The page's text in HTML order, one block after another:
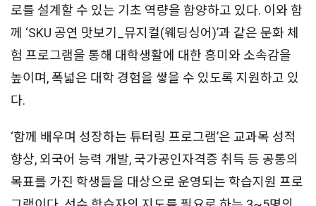
로를 설계할 수 있는 기초 역량을 함양하고 있다. 이와 함
께 ‘SKU 공연 맛보기_뮤지컬(웨딩싱어)’과 같은 문화 체
험 프로그램을 통해 대학생활에 대한 흥미와 소속감을
높이며, 폭넓은 대학 경험을 쌓을 수 있도록 지원하고 있
다.
‘함께 배우며 성장하는 튜터링 프로그램’은 교과목 성적
향상, 외국어 능력 개발, 국가공인자격증 취득 등 공통의
목표를 가진 학생들을 대상으로 운영되는 학습지원 프로